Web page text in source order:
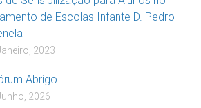
de Escolas Infante D. Pedro
2023
Abrigo
2026